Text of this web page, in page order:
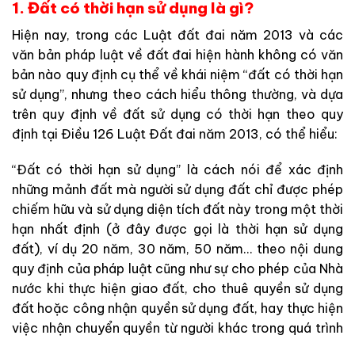
1. Đất có thời hạn sử dụng là gì?
Hiện nay, trong các Luật đất đai năm 2013 và các
văn bản pháp luật về đất đai hiện hành không có văn
bản nào quy định cụ thể về khái niệm “đất có thời hạn
sử dụng”, nhưng theo cách hiểu thông thường, và dựa
trên quy định về đất sử dụng có thời hạn theo quy
định tại Điều 126 Luật Đất đai năm 2013, có thể hiểu:
“Đất có thời hạn sử dụng” là cách nói để xác định
những mảnh đất mà người sử dụng đất chỉ được phép
chiếm hữu và sử dụng diện tích đất này trong một thời
hạn nhất định (ở đây được gọi là thời hạn sử dụng
đất), ví dụ 20 năm, 30 năm, 50 năm… theo nội dung
quy định của pháp luật cũng như sự cho phép của Nhà
nước khi thực hiện giao đất, cho thuê quyền sử dụng
đất hoặc công nhận quyền sử dụng đất, hay thực hiện
việc nhận chuyển quyền từ người khác trong quá trình